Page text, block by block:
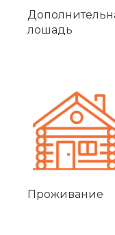
лошадь
Проживание